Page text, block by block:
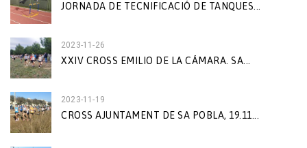
JORNADA DE TECNIFICACIÓ DE TANQUES...
2023-11-26
XXIV CROSS EMILIO DE LA CÁMARA. SA...
2023-11-19
CROSS AJUNTAMENT DE SA POBLA, 19.11...